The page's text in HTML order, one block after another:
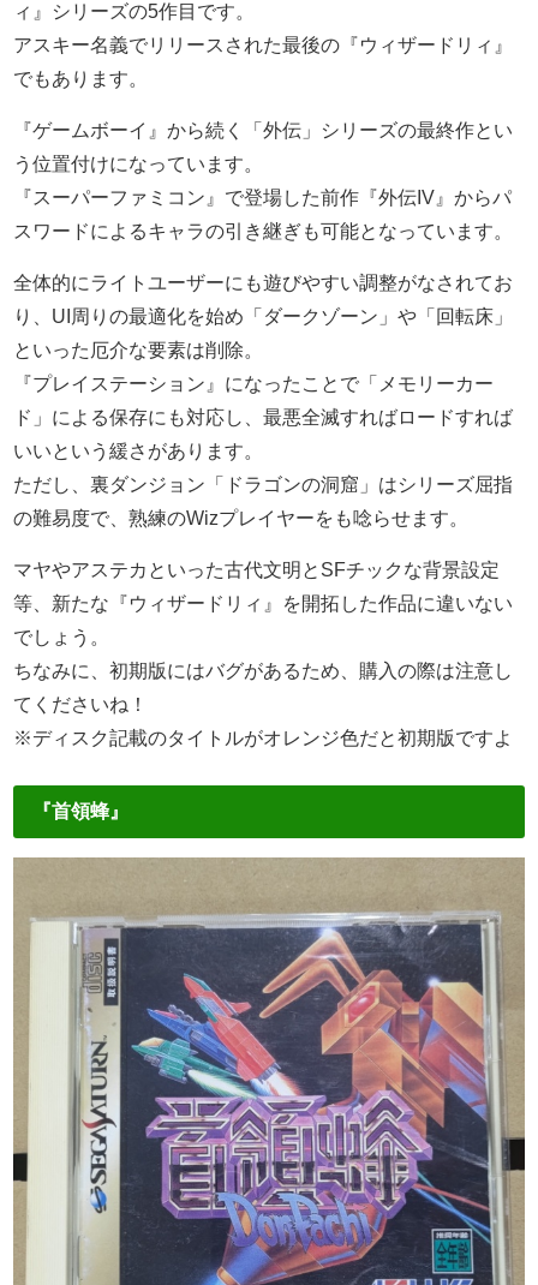
ィ』シリーズの5作目です。
アスキー名義でリリースされた最後の『ウィザードリィ』
でもあります。
『ゲームボーイ』から続く「外伝」シリーズの最終作とい
う位置付けになっています。
『スーパーファミコン』で登場した前作『外伝IV』からパ
スワードによるキャラの引き継ぎも可能となっています。
全体的にライトユーザーにも遊びやすい調整がなされてお
り、UI周りの最適化を始め「ダークゾーン」や「回転床」
といった厄介な要素は削除。
『プレイステーション』になったことで「メモリーカー
ド」による保存にも対応し、最悪全滅すればロードすれば
いいという緩さがあります。
ただし、裏ダンジョン「ドラゴンの洞窟」はシリーズ屈指
の難易度で、熟練のWizプレイヤーをも唸らせます。
マヤやアステカといった古代文明とSFチックな背景設定
等、新たな『ウィザードリィ』を開拓した作品に違いない
でしょう。
ちなみに、初期版にはバグがあるため、購入の際は注意し
てくださいね！
※ディスク記載のタイトルがオレンジ色だと初期版ですよ
『首領蜂』